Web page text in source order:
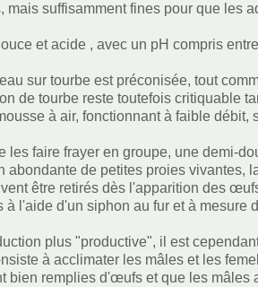
mais suffisamment fines pour que les
et acide , avec un pH compris
sur tourbe est préconisée, tout
de tourbe reste toutefois critiquable
à air, fonctionnant à faible débit,
les faire frayer en groupe, une demi-
abondante de petites proies vivantes,
être retirés dès l'apparition des
à l'aide d'un siphon au fur et à mesure
plus "productive", il est
à acclimater les mâles et les
bien remplies d'œufs et que les